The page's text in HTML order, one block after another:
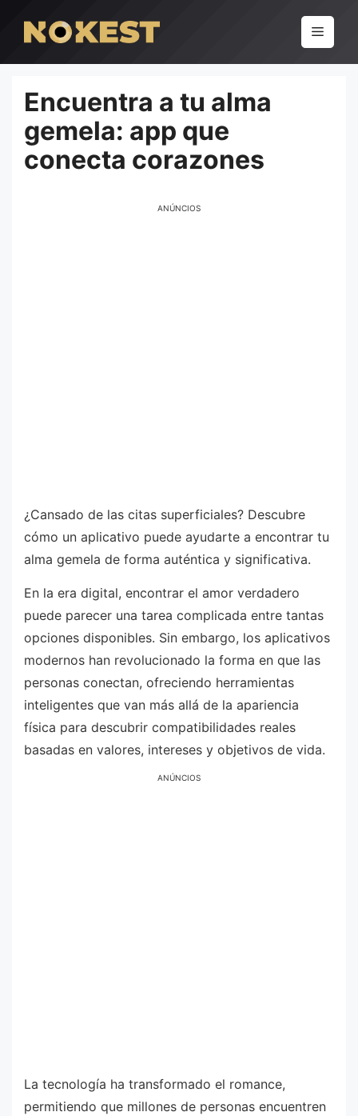
conteúdo
Menu
Encuentra a tu alma
gemela: app que
conecta corazones
ANÚNCIOS
¿Cansado de las citas superficiales? Descubre
cómo un aplicativo puede ayudarte a encontrar tu
alma gemela de forma auténtica y significativa.
En la era digital, encontrar el amor verdadero
puede parecer una tarea complicada entre tantas
opciones disponibles. Sin embargo, los aplicativos
modernos han revolucionado la forma en que las
personas conectan, ofreciendo herramientas
inteligentes que van más allá de la apariencia
física para descubrir compatibilidades reales
basadas en valores, intereses y objetivos de vida.
ANÚNCIOS
La tecnología ha transformado el romance,
permitiendo que millones de personas encuentren